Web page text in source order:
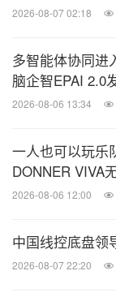
2026-08-07 02:18
多智能体协同进
脑企智EPAI 2.0
2026-08-06 13:34
一人也可以玩乐
DONNER VIVA
2026-08-06 12:00
中国线控底盘领
2026-08-07 22:20